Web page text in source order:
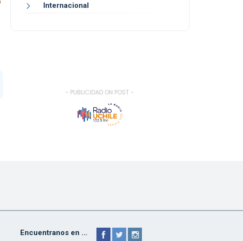
Internacional
- PUBLICIDAD ON POST -
Encuentranos en ...